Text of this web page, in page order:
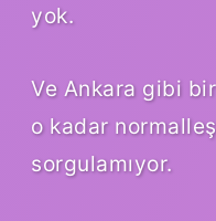
yok.
Ve Ankara gibi
o kadar
sorgulamıyor.